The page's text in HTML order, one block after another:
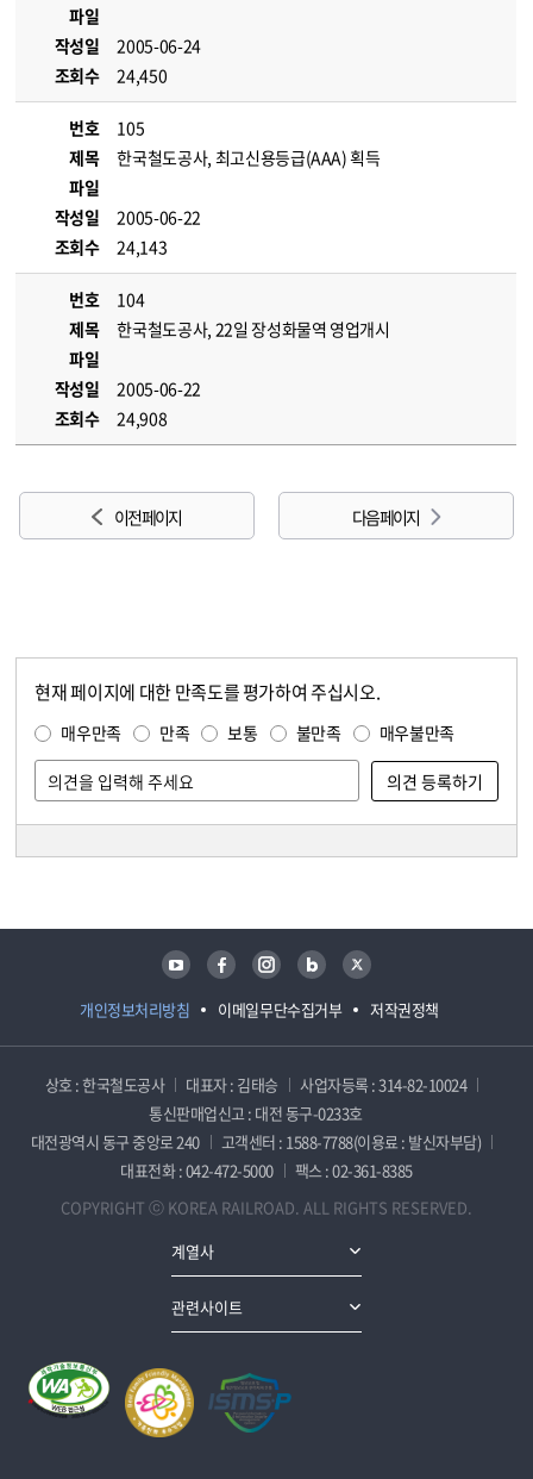
파일
작성일
2005-06-24
조회수
24,450
번호
105
제목
한국철도공사, 최고신용등급(AAA) 획득
파일
작성일
2005-06-22
조회수
24,143
번호
104
제목
한국철도공사, 22일 장성화물역 영업개시
파일
작성일
2005-06-22
조회수
24,908
이전 페이지 다음 페이지
현재 페이지에 대한 만족도를 평가하여 주십시오.
매우만족 만족 보통 불만족 매우불만족
개인정보처리방침 이메일무단수집거부 저작권정책
유튜브 페이스북 인스타그램 블로그 트위터
상호 : 한국철도공사 대표자 : 김태승
사업자등록 : 314-82-10024
통신판매업신고 : 대전 동구-0233호
대전광역시 동구 중앙로 240
고객센터 : 1588-7788(이용료 : 발신자부담)
대표전화 : 042-472-5000
팩스 : 02-361-8385
COPYRIGHT ⓒ KOREA RAILROAD. ALL RIGHTS RESERVED.
계열사
관련사이트